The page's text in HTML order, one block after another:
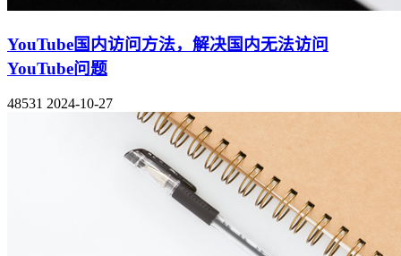
YouTube国内访问方法，解决国内无法访问
YouTube问题
48531 2024-10-27